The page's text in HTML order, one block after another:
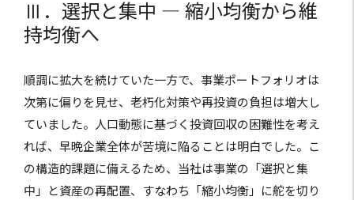
Ⅲ．選択と集中 ― 縮小均衡から維
持均衡へ
順調に拡大を続けていた一方で、事業ポートフォリオは
次第に偏りを見せ、老朽化対策や再投資の負担は増大し
ていました。人口動態に基づく投資回収の困難性を考え
れば、早晩企業全体が苦境に陥ることは明白でした。こ
の構造的課題に備えるため、当社は事業の「選択と集
中」と資産の再配置、すなわち「縮小均衡」に舵を切り